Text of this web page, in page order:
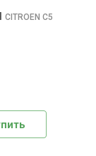
CITROEN C5